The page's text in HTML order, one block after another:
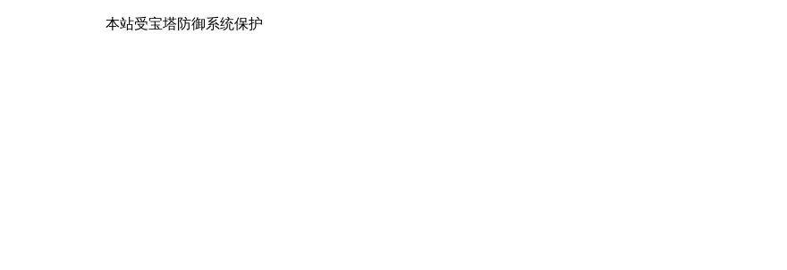
本站受宝塔防御系统保护